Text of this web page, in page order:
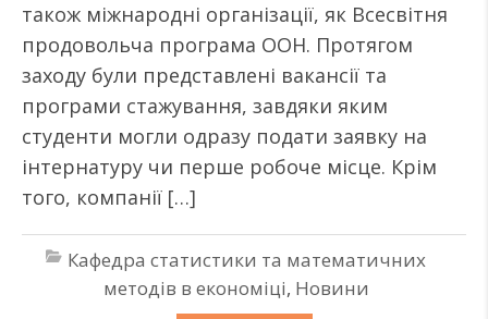
також міжнародні організації, як Всесвітня
продовольча програма ООН. Протягом
заходу були представлені вакансії та
програми стажування, завдяки яким
студенти могли одразу подати заявку на
інтернатуру чи перше робоче місце. Крім
того, компанії […]
Кафедра статистики та математичних
методів в економіці, Новини